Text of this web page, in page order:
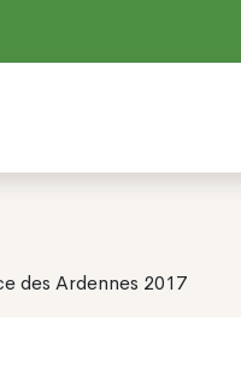
des Ardennes 2017